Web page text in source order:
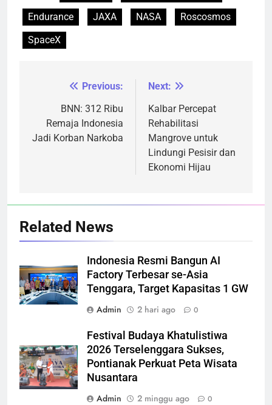
Endurance
JAXA NASA
Roscosmos
SpaceX
NavigasiPrevious:
BNN: 312 Ribu
Remaja Indonesia
Jadi Korban Narkoba
Next:
Kalbar Percepat
Rehabilitasi
Mangrove untuk
Lindungi Pesisir dan
Ekonomi Hijau
Related News
Indonesia Resmi Bangun AI
Factory Terbesar se-Asia
Tenggara, Target Kapasitas 1 GW
Admin
2 hari ago 0
Festival Budaya Khatulistiwa
2026 Terselenggara Sukses,
Pontianak Perkuat Peta Wisata
Nusantara
Admin
2 minggu ago 0